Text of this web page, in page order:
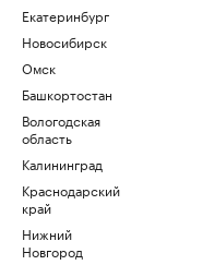
Екатеринбург
Новосибирск
Омск
Башкортостан
Вологодская
область
Калининград
Краснодарский
край
Нижний
Новгород